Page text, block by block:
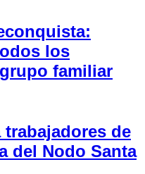
los
familiar
de
del Nodo Santa